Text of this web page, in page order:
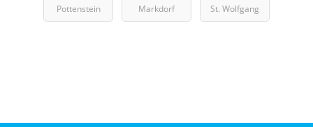
Pottenstein
Markdorf St. Wolfgang